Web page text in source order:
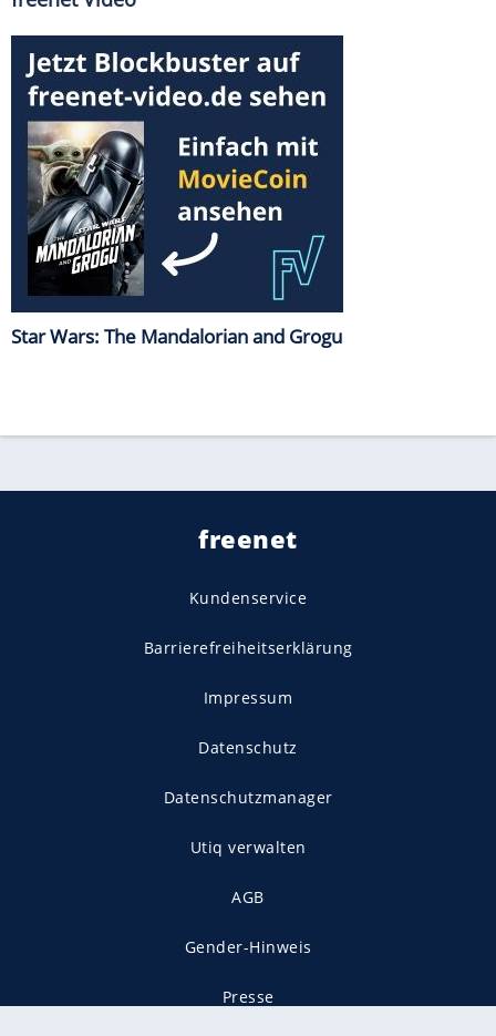
Star Wars: The Mandalorian and Grogu
freenet
Kundenservice
Barrierefreiheitserklärung
Impressum
Datenschutz
Datenschutzmanager
Utiq verwalten
AGB
Gender-Hinweis
Presse